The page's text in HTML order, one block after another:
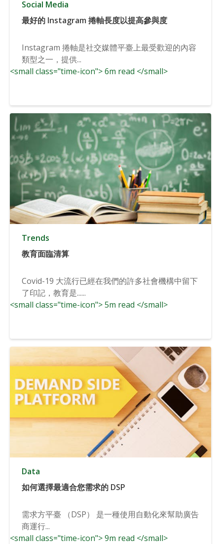
Social Media
最好的 Instagram 捲軸長度以提高參與度
Instagram 捲軸是社交媒體平臺上最受歡迎的內容
類型之一，提供...
<small class="time-icon"> 6m read </small>
Trends
教育面臨清算
Covid-19 大流行已經在我們的許多社會機構中留下
了印記，教育是......
<small class="time-icon"> 5m read </small>
Data
如何選擇最適合您需求的 DSP
需求方平臺 （DSP） 是一種使用自動化來幫助廣告
商運行...
<small class="time-icon"> 9m read </small>